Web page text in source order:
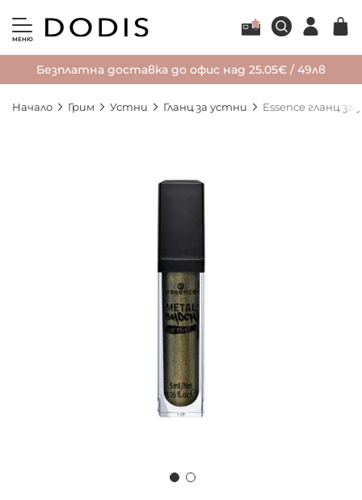
МЕНЮ
Безплатна доставка до офис над 25.05€ / 49лв
Начало Грим Устни Гланц за устни Essence гланц